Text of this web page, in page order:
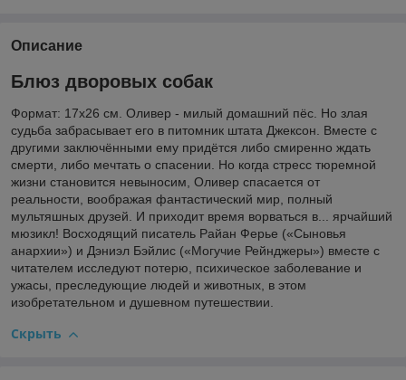
Описание
Блюз дворовых собак
Формат: 17х26 см. Оливер - милый домашний пёс. Но злая
судьба забрасывает его в питомник штата Джексон. Вместе с
другими заключёнными ему придётся либо смиренно ждать
смерти, либо мечтать о спасении. Но когда стресс тюремной
жизни становится невыносим, Оливер спасается от
реальности, воображая фантастический мир, полный
мультяшных друзей. И приходит время ворваться в... ярчайший
мюзикл! Восходящий писатель Райан Ферье («Сыновья
анархии») и Дэниэл Бэйлис («Могучие Рейнджеры») вместе с
читателем исследуют потерю, психическое заболевание и
ужасы, преследующие людей и животных, в этом
изобретательном и душевном путешествии.
Скрыть